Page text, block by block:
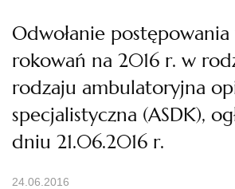
Odwołanie
rokowań na 2016 r. w
rodzaju ambulatoryjna
specjalistyczna (ASDK),
dniu 21.06.2016 r.
24.06.2016